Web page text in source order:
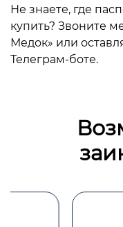
Не знаете, где
купить? Звоните
Медок» или
Телеграм-боте.